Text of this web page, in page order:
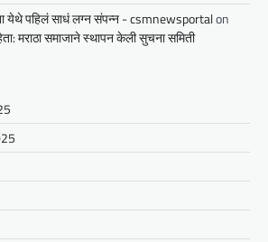
येथे पहिलं साधं लग्न संपन्न - csmnewsportalon
मराठा समाजाने स्थापन केली सुचना समिती